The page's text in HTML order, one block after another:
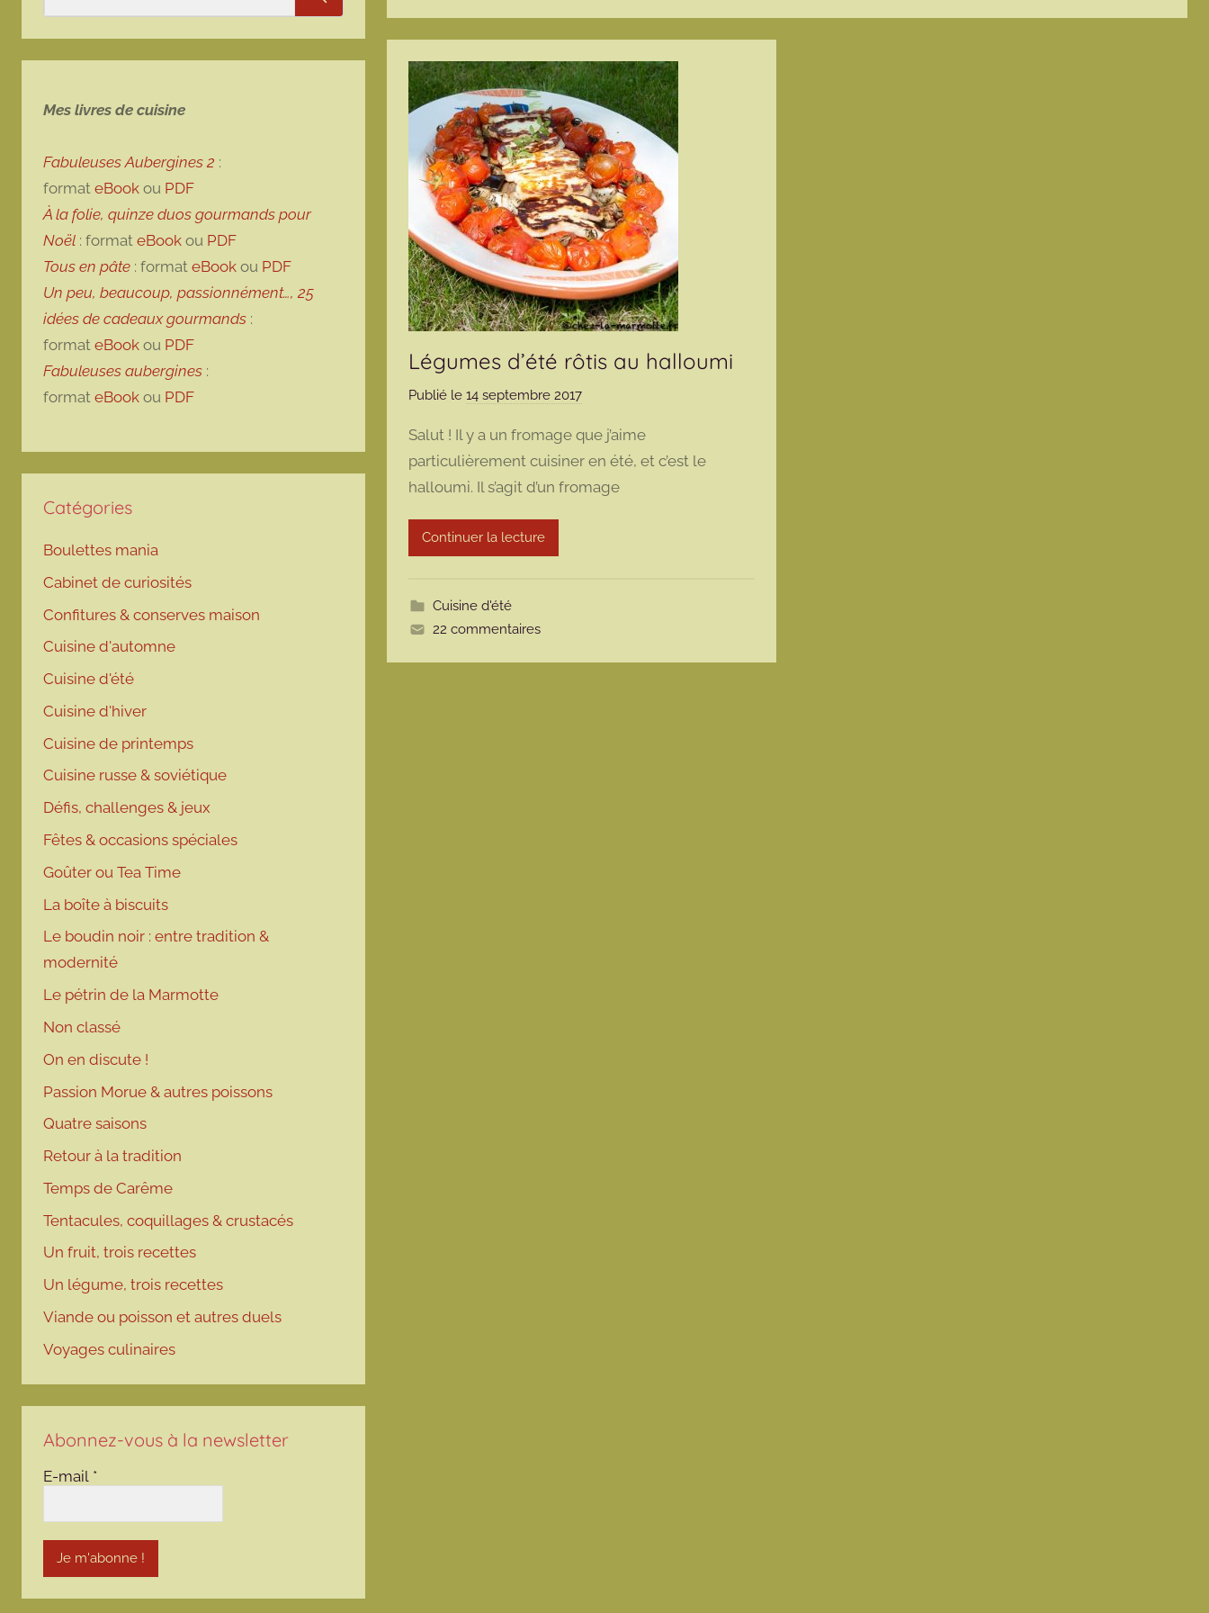
Légumes d’été rôtis au halloumi
Publié le 14 septembre 2017p
r
m
a
Salut ! Il y a un fromage que j’aime
particulièrement cuisiner en été, et c’est le
halloumi. Il s’agit d’un fromage
Continuer la lecture
Cuisine d'été
22 commentaires
Rechercher
Mes livres de cuisine
Fabuleuses Aubergines 2 :
format eBook ou PDF
À la folie, quinze duos gourmands pour
Noël : format eBook ou PDF
Tous en pâte : format eBook ou PDF
Un peu, beaucoup, passionnément…, 25
idées de cadeaux gourmands :
format eBook ou PDF
Fabuleuses aubergines :
format eBook ou PDF
Catégories
Boulettes mania
Cabinet de curiosités
Confitures & conserves maison
Cuisine d'automne
Cuisine d'été
Cuisine d'hiver
Cuisine de printemps
Cuisine russe & soviétique
Défis, challenges & jeux
Fêtes & occasions spéciales
Goûter ou Tea Time
La boîte à biscuits
Le boudin noir : entre tradition &
modernité
Le pétrin de la Marmotte
Non classé
On en discute !
Passion Morue & autres poissons
Quatre saisons
Retour à la tradition
Temps de Carême
Tentacules, coquillages & crustacés
Un fruit, trois recettes
Un légume, trois recettes
Viande ou poisson et autres duels
Voyages culinaires
Abonnez-vous à la newsletter
E-mail *